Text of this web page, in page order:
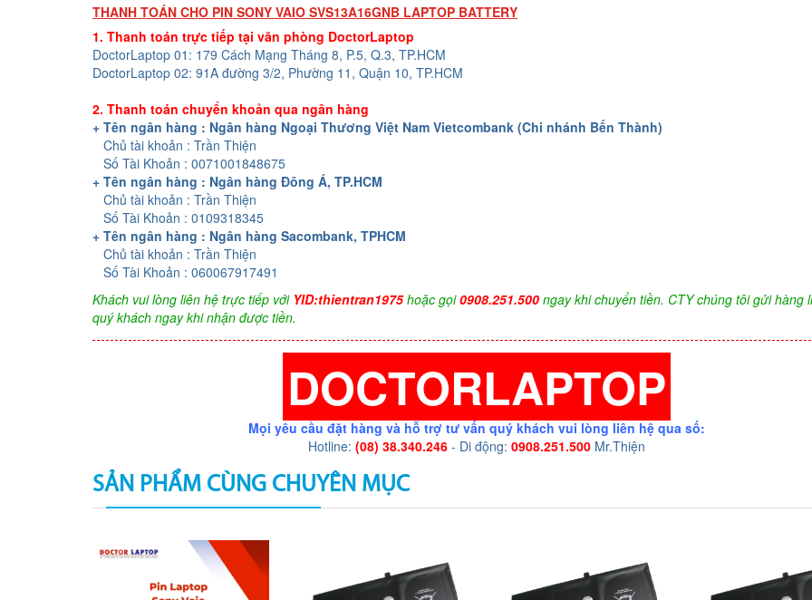
THANH TOÁN CHO PIN SONY VAIO SVS13A16GNB LAPTOP BATTERY
1. Thanh toán trực tiếp tại văn phòng DoctorLaptop
DoctorLaptop 01: 179 Cách Mạng Tháng 8, P.5, Q.3, TP.HCM
DoctorLaptop 02: 91A đường 3/2, Phường 11, Quận 10, TP.HCM
2. Thanh toán chuyển khoản qua ngân hàng
+ Tên ngân hàng : Ngân hàng Ngoại Thương Việt Nam Vietcombank (Chi nhánh Bến Thành)
Chủ tài khoản : Trần Thiện
Số Tài Khoản : 0071001848675
+ Tên ngân hàng : Ngân hàng Đông Á, TP.HCM
Chủ tài khoản : Trần Thiện
Số Tài Khoản : 0109318345
+ Tên ngân hàng : Ngân hàng Sacombank, TPHCM
Chủ tài khoản : Trần Thiện
Số Tài Khoản : 060067917491
Khách vui lòng liên hệ trực tiếp với YID:thientran1975hoặc gọi0908.251.500 ngay khi chuyển tiền. CTY chúng tôi gửi hàng
quý khách ngay khi nhận được tiền.
DOCTORLAPTOP
Mọi yêu cầu đặt hàng và hỗ trợ tư vấn quý khách vui lòng liên hệ qua số:
Hotline: (08) 38.340.246- Di động: 0908.251.500Mr.Thiện
SẢN PHẨM CÙNG CHUYÊN MỤC